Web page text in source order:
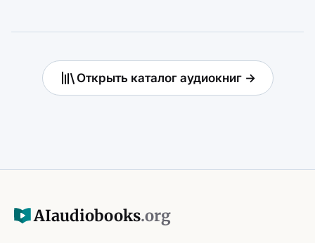
Открыть каталог аудиокниг →
AIaudiobooks.org